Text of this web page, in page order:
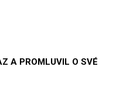
A PROMLUVIL O SVÉ